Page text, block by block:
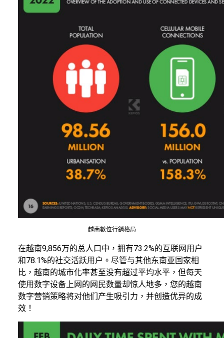
越南數位行銷格局
在越南9,856万的总人口中，拥有73.2%的互联网用户
和78.1%的社交活跃用户。尽管与其他东南亚国家相
比，越南的城市化率甚至没有超过平均水平，但每天
使用数字设备上网的网民数量却惊人地多，您的越南
数字营销策略将对他们产生吸引力，并创造优异的成
效！